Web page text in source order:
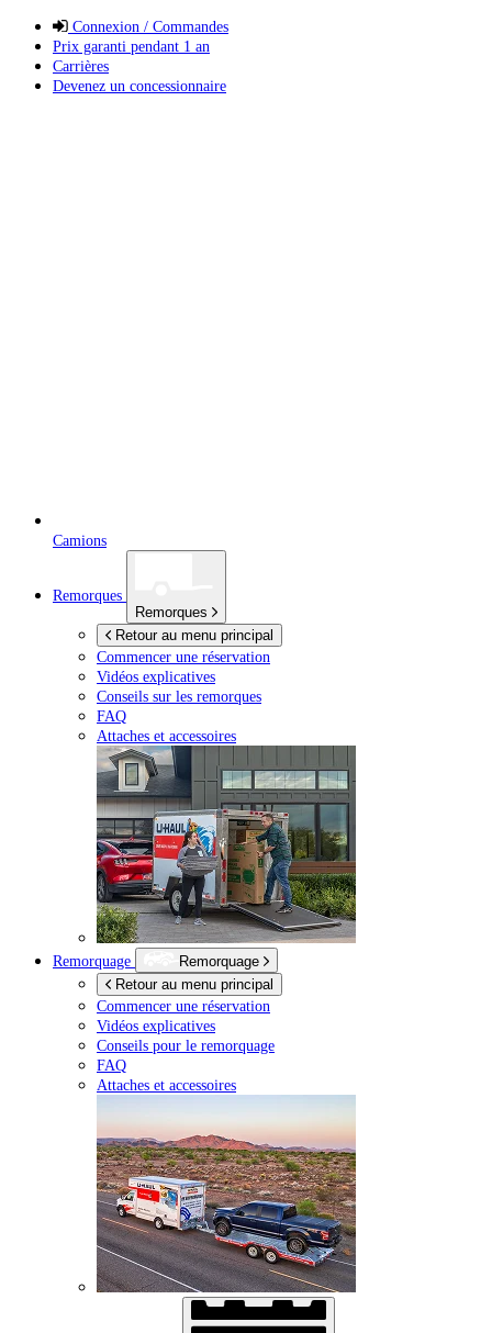
Connexion / Commandes
Prix garanti pendant 1 an
Carrières
Devenez un concessionnaire
Camions
Remorques
Remorques
Retour au menu principal
Commencer une réservation
Vidéos explicatives
Conseils sur les remorques
FAQ
Attaches et accessoires
Remorquage
Remorquage
Retour au menu principal
Commencer une réservation
Vidéos explicatives
Conseils pour le remorquage
FAQ
Attaches et accessoires